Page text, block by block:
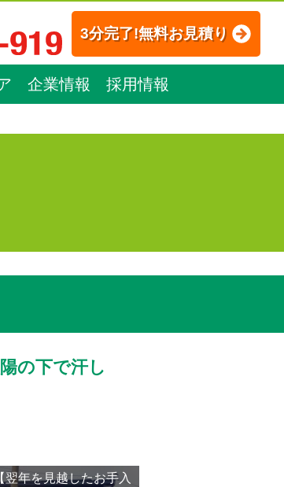
3分完了!無料お見積り
企業情報 採用情報
の下で汗し
【翌年を見越したお手入